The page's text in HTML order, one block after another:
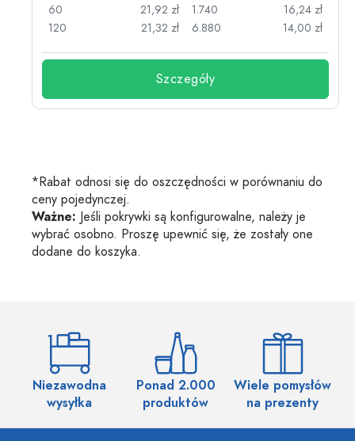
60
21,92 zł
120
21,32 zł
1.740
16,24 zł
6.880
14,00 zł
Szczegóły
*Rabat odnosi się do oszczędności w porównaniu do
ceny pojedynczej.
Ważne: Jeśli pokrywki są konfigurowalne, należy je
wybrać osobno. Proszę upewnić się, że zostały one
dodane do koszyka.
Niezawodna
wysyłka
Ponad 2.000
produktów
Wiele pomysłów
na prezenty